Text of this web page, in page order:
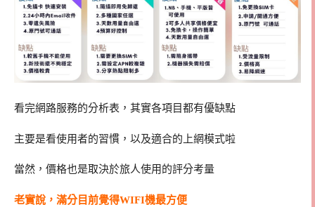
看完網路服務的分析表，其實各項目都有優缺點
主要是看使用者的習慣，以及適合的上網模式啦
當然，價格也是取決於旅人使用的評分考量
老實說，滿分目前覺得WIFI機最方便